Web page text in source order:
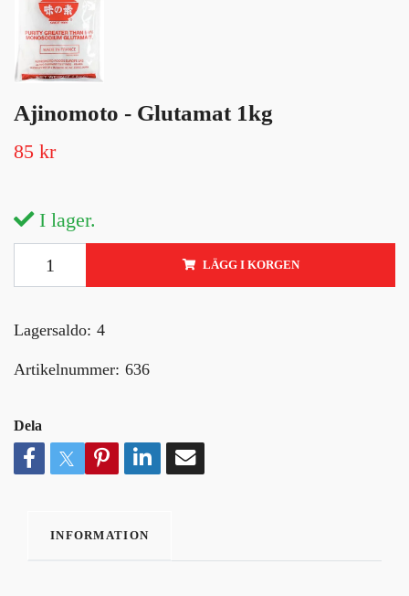
Ajinomoto - Glutamat 1kg
85 kr
I lager.
LÄGG I KORGEN
Lagersaldo: 4
Artikelnummer: 636
Dela
INFORMATION